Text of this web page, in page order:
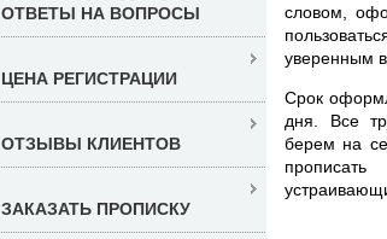
словом,
уверенным
Срок
дня. Все
берем на
ОТВЕТЫ НА ВОПРОСЫ
ЦЕНА РЕГИСТРАЦИИ
ОТЗЫВЫ КЛИЕНТОВ
ЗАКАЗАТЬ ПРОПИСКУ